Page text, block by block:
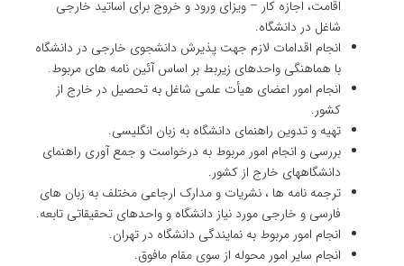
اقامت، اجازه کار – ویزای ورود و خروج برای اساتید خارجی
شاغل در دانشگاه.
انجام اقدامات لازم جهت پذیرش دانشجوی خارجی در دانشگاه
با هماهنگی واحدهای زیربط بر اساس آئین نامه های مربوط.
انجام امور اعضای هیأت علمی شاغل به تحصیل در خارج از
کشور.
تهیه و تدوین راهنمای دانشگاه به زبان انگلیسی.
بررسی و انجام امور مربوط به درخواست و جمع آوری راهنمای
دانشگاههای خارج از کشور.
ترجمه نامه ها ، نشریات و مدارک ارجاعی مختلف به زبان های
فارسی و خارجی مورد نیاز دانشگاه و واحدهای تحقیقاتی تابعه.
انجام امور مربوط به نمایندگی دانشگاه در تهران.
انجام سایر امور محوله از سوی مقام مافوق.